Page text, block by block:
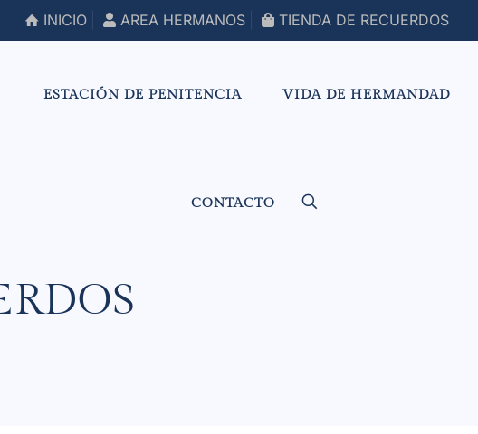
INICIO AREA HERMANOS TIENDA DE RECUERDOS
ESTACIÓN DE PENITENCIA VIDA DE HERMANDAD
CONTACTO